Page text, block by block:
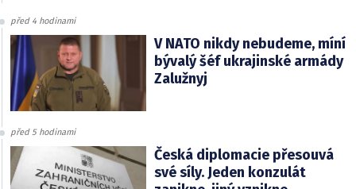
před 4 hodinami
V NATO nikdy nebudeme, míní
bývalý šéf ukrajinské armády
Zalužnyj
před 5 hodinami
Česká diplomacie přesouvá
své síly. Jeden konzulát